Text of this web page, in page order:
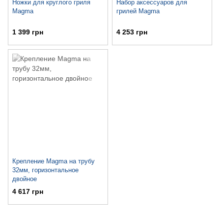
Ножки для круглого гриля
Magma
1 399 грн
Набор аксессуаров для
грилей Magma
4 253 грн
Крепление Magma на трубу
32мм, горизонтальное
двойное
4 617 грн